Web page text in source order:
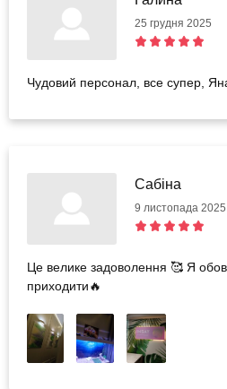
25 грудня 2025
Чудовий персонал, все супер,
Сабіна
9 листопада 2025
Це велике задоволення 🥰 Я
приходити🔥